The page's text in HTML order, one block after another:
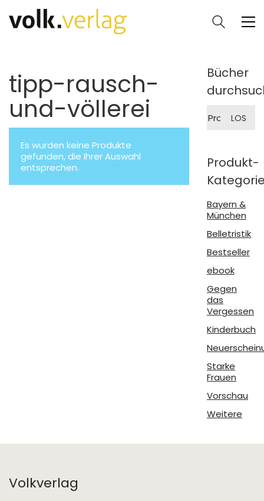
tipp-rausch-
und-völlerei
Es wurden keine Produkte
gefunden, die Ihrer Auswahl
entsprechen.
Bücher
nach:
LOS
Produkt-
Bayern &
München
Belletristik
Bestseller
ebook
Gegen
das
Vergessen
Kinderbuch
Starke
Frauen
Vorschau
Weitere
Volkverlag